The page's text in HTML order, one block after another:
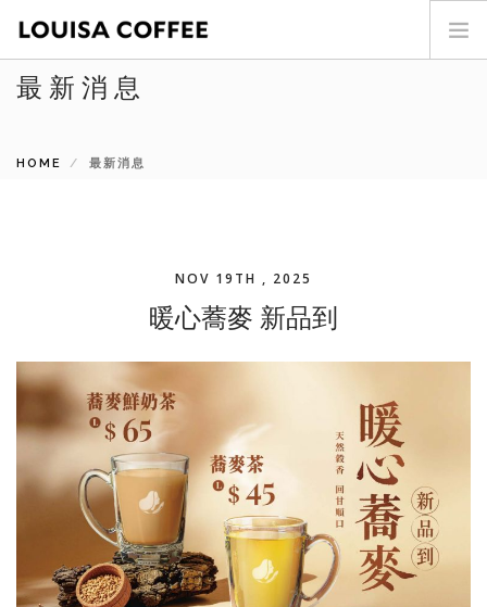
首頁
最新消息
SEARCH SITE
最新消息
HOME 最新消息
NOV 19TH , 2025
暖心蕎麥 新品到